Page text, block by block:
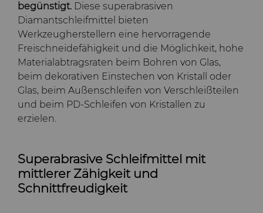
begünstigt. Diese superabrasiven
Diamantschleifmittel bieten
Werkzeugherstellern eine hervorragende
Freischneidefähigkeit und die Möglichkeit, hohe
Materialabtragsraten beim Bohren von Glas,
beim dekorativen Einstechen von Kristall oder
Glas, beim Außenschleifen von Verschleißteilen
und beim PD-Schleifen von Kristallen zu
erzielen.
Superabrasive Schleifmittel mit
mittlerer Zähigkeit und
Schnittfreudigkeit